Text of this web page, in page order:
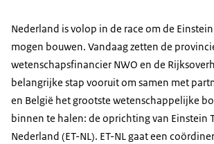
Nederland is volop in de race om de
mogen bouwen. Vandaag zetten de
wetenschapsfinancier NWO en de
belangrijke stap vooruit om samen met
en België het grootste wetenschappelijke
binnen te halen: de oprichting van Einstein
Nederland (ET-NL). ET-NL gaat een